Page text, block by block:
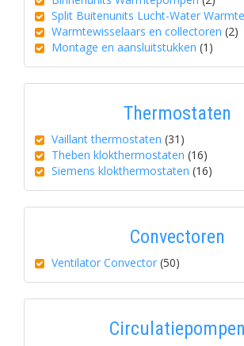
Split Buitenunits Lucht-Water
Warmtewisselaars en collectoren (2)
Montage en aansluitstukken (1)
Thermostaten
Vaillant thermostaten (31)
Theben klokthermostaten (16)
Siemens klokthermostaten (16)
Convectoren
Ventilator Convector (50)
Circulatiepompen